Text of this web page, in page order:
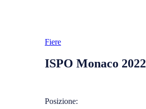
Fiere
ISPO Monaco 2022
Posizione: